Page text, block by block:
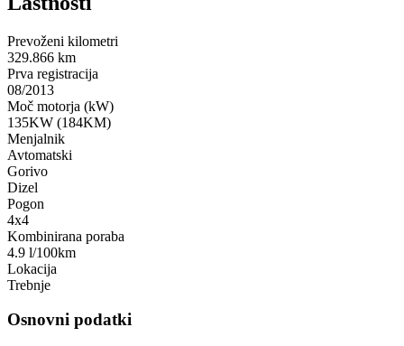
Prevoženi kilometri
329.866 km
Prva registracija
08/2013
Moč motorja (kW)
135KW (184KM)
Menjalnik
Avtomatski
Gorivo
Dizel
Pogon
4x4
Kombinirana poraba
4.9 l/100km
Lokacija
Trebnje
Osnovni podatki